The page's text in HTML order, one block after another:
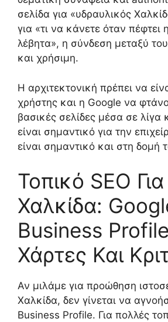
σελίδα για «υδραυλικός
για «τι να κάνετε όταν πέφτει
λέβητα», η σύνδεση μεταξύ
και χρήσιμη.
Η αρχιτεκτονική πρέπει να
χρήστης και η Google να
βασικές σελίδες μέσα σε λίγα
είναι σημαντικό για την
είναι σημαντικό και στη δομή
Τοπικό SEO Για
Χαλκίδα:
Business
Χάρτες Και
Αν μιλάμε για προώθηση
Χαλκίδα, δεν γίνεται να
Business Profile. Για πολλές